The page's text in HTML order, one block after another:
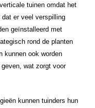
tuinen omdat het
er veel verspilling
geïnstalleerd met
rond de planten
kunnen ook worden
wat zorgt voor
kunnen tuinders hun